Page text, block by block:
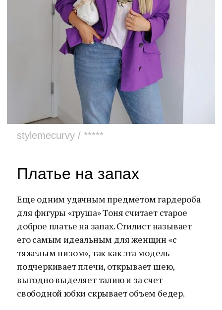
stylemecurvy / *****
Платье на запах
Еще одним удачным предметом гардероба
для фигуры «груша» Тоня считает старое
доброе платье на запах. Стилист называет
его самым идеальным для женщин «с
тяжелым низом», так как эта модель
подчеркивает плечи, открывает шею,
выгодно выделяет талию и за счет
свободной юбки скрывает объем бедер.